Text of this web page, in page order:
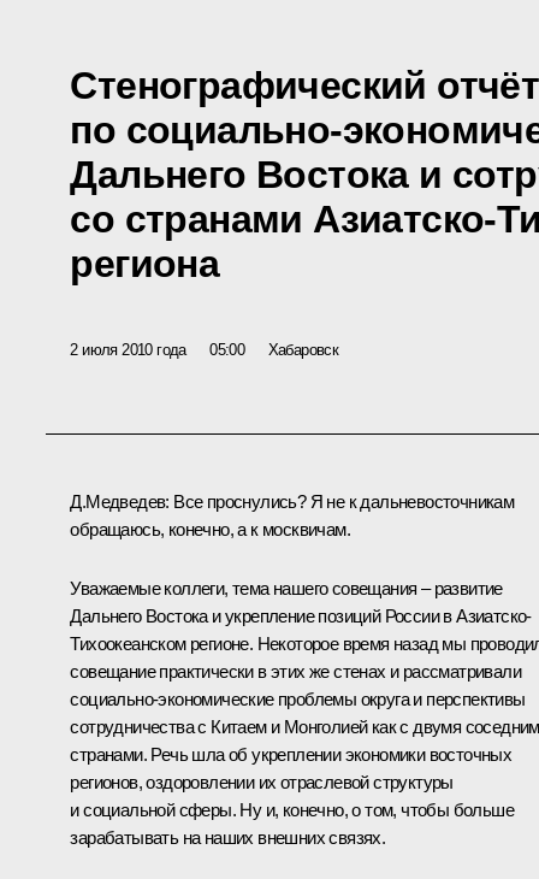
Стенографический
по социально-
Дальнего Востока и
со странами Азиатско-
региона
2 июля 2010 года 05:00 Хабаровск
Д.Медведев: Все проснулись? Я не к дальневосточникам
обращаюсь, конечно, а к москвичам.
Уважаемые коллеги, тема нашего совещания – развитие
Дальнего Востока и укрепление позиций России в Азиатско-
Тихоокеанском регионе. Некоторое время назад мы
совещание практически в этих же стенах и рассматривали
социально-экономические проблемы округа и перспективы
сотрудничества с Китаем и Монголией как с двумя
странами. Речь шла об укреплении экономики восточных
регионов, оздоровлении их отраслевой структуры
и социальной сферы. Ну и, конечно, о том, чтобы больше
зарабатывать на наших внешних связях.